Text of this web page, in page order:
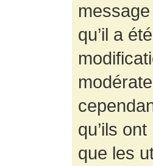
qu’il a
qu’ils
que les